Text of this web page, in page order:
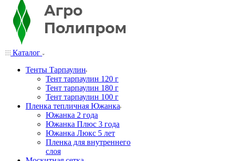
Каталог
Тенты Тарпаулин
Тент тарпаулин 120 г
Тент тарпаулин 180 г
Тент тарпаулин 100 г
Пленка тепличная Южанка
Южанка 2 года
Южанка Плюс 3 года
Южанка Люкс 5 лет
Пленка для внутреннего
слоя